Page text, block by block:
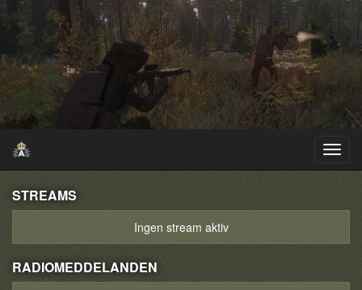
STREAMS
Ingen stream aktiv
RADIOMEDDELANDEN